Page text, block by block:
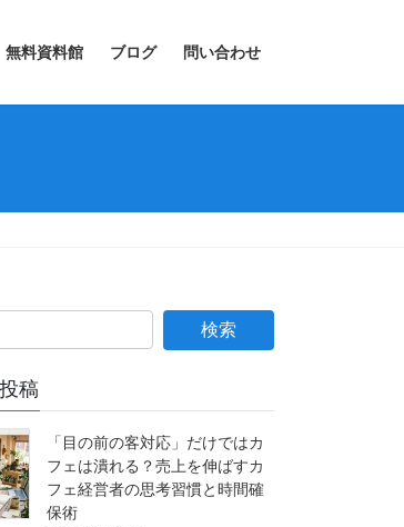
無料資料館 ブログ 問い合わせ
稿
「目の前の客対応」だけではカ
フェは潰れる？売上を伸ばすカ
フェ経営者の思考習慣と時間確
保術